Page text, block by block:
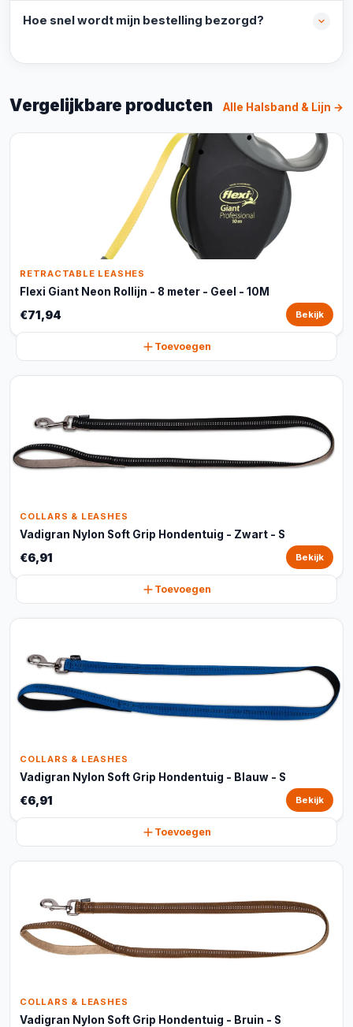
Hoe snel wordt mijn bestelling bezorgd?
Vergelijkbare producten Alle Halsband & Lijn →
RETRACTABLE LEASHES
Flexi Giant Neon Rollijn - 8 meter - Geel - 10M
€71,94 Bekijk
Toevoegen
COLLARS & LEASHES
Vadigran Nylon Soft Grip Hondentuig - Zwart - S
€6,91 Bekijk
Toevoegen
COLLARS & LEASHES
Vadigran Nylon Soft Grip Hondentuig - Blauw - S
€6,91 Bekijk
Toevoegen
COLLARS & LEASHES
Vadigran Nylon Soft Grip Hondentuig - Bruin - S